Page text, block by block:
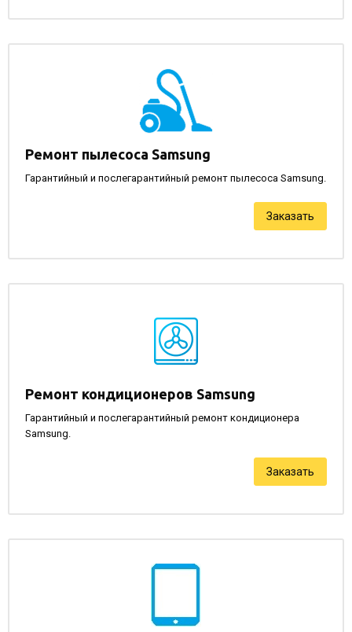
Ремонт пылесоса Samsung
Гарантийный и послегарантийный ремонт пылесоса Samsung.
Заказать
Ремонт кондиционеров Samsung
Гарантийный и послегарантийный ремонт кондиционера
Samsung.
Заказать